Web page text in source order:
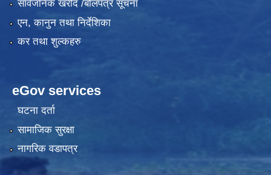
सार्वजनिक खरीद /बोलपत्र सूचना
एन, कानुन तथा निर्देशिका
कर तथा शुल्कहरु
eGov services
घटना दर्ता
सामाजिक सुरक्षा
नागरिक वडापत्र